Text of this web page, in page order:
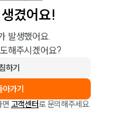
겼어요!
발생했어요.
해주시겠어요?
하기
아가기
면 고객센터로 문의해주세요.